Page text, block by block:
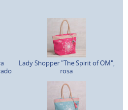
Lady Shopper "The Spirit of OM",
rosa